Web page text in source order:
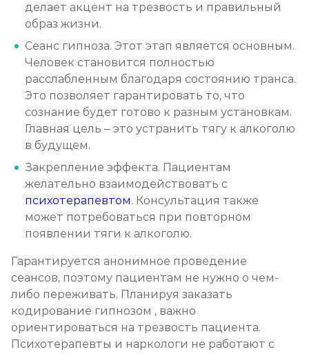
делает акцент на трезвость и правильный
образ жизни.
Сеанс гипноза. Этот этап является основным.
Человек становится полностью
расслабленным благодаря состоянию транса.
Это позволяет гарантировать то, что
сознание будет готово к разным установкам.
Главная цель – это устранить тягу к алкоголю
в будущем.
Закрепление эффекта. Пациентам
желательно взаимодействовать с
психотерапевтом. Консультация также
может потребоваться при повторном
появлении тяги к алкоголю.
Гарантируется анонимное проведение
сеансов, поэтому пациентам не нужно о чем-
либо переживать. Планируя заказать
кодирование гипнозом , важно
ориентироваться на трезвость пациента.
Психотерапевты и наркологи не работают с